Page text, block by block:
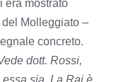
era mostrato
Molleggiato –
concreto.
dott. Rossi,
sia. La Rai è